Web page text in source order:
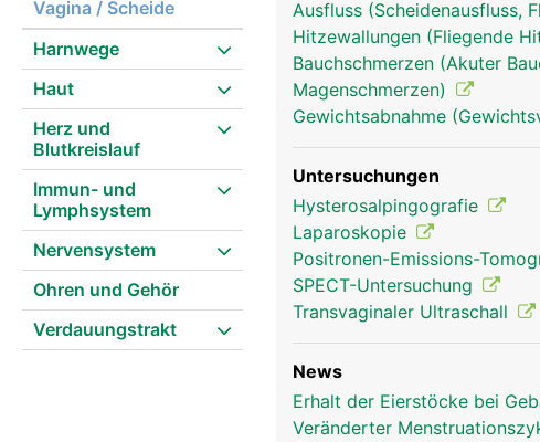
Vagina / Scheide
Harnwege
Haut
Herz und
Blutkreislauf
Immun- und
Lymphsystem
Nervensystem
Ohren und Gehör
Verdauungstrakt
Eierstocke Frau
Ausfluss (Scheidenausfluss,
Hitzewallungen (Fliegende
Bauchschmerzen (Akuter
Magenschmerzen)
Gewichtsabnahme
Untersuchungen
Hysterosalpingografie
Laparoskopie
Positronen-Emissions-
SPECT-Untersuchung
Transvaginaler Ultraschall
News
Erhalt der Eierstöcke bei
Veränderter